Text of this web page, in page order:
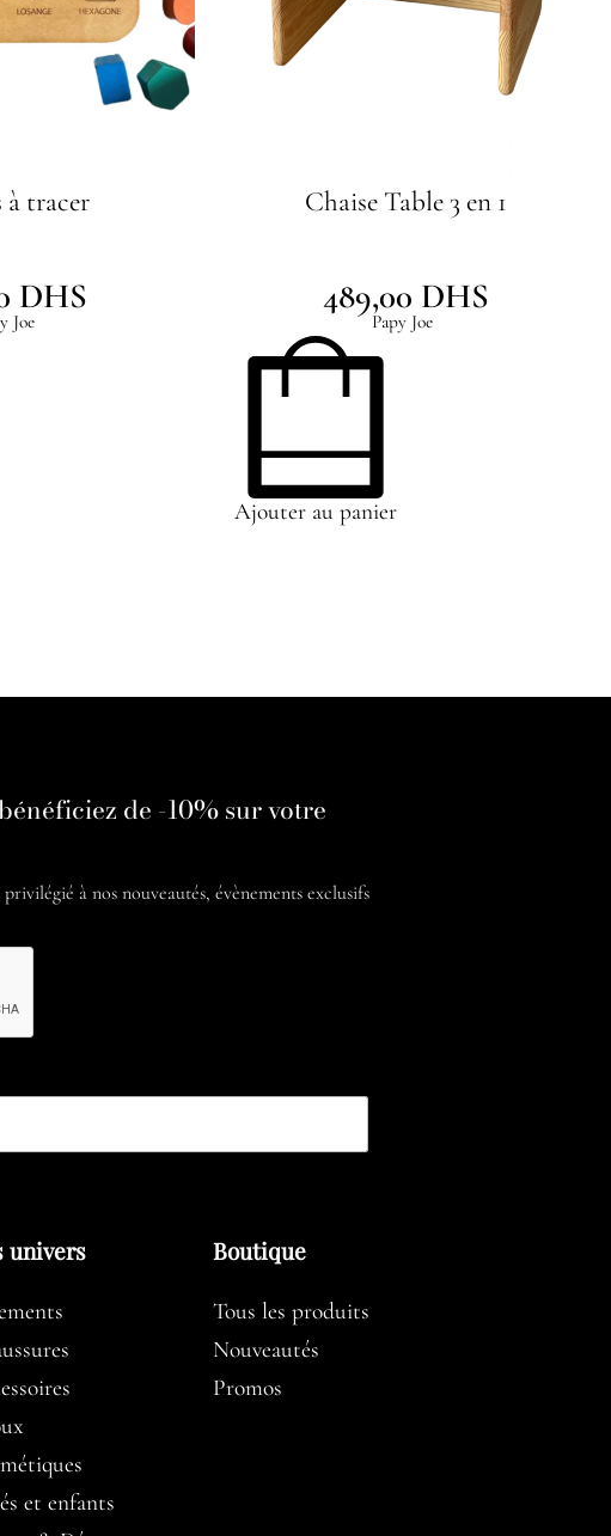
à tracer
Joe
DHS
Chaise Table 3 en 1
Papy Joe
489,00 DHS
Ajouter au panier
de -10% sur votre
à nos nouveautés, évènements exclusifs
univers
et enfants
Boutique
Tous les produits
Nouveautés
Promos